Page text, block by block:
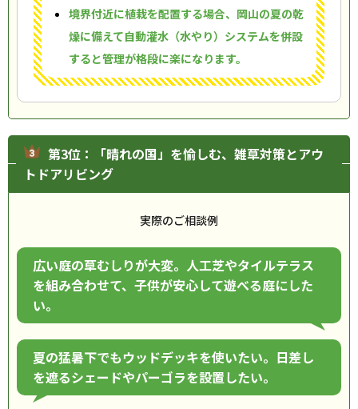
境界付近に植栽を配置する場合、岡山の夏の乾
燥に備えて自動灌水（水やり）システムを併設
すると管理が格段に楽になります。
第3位：「晴れの国」を愉しむ、雑草対策とアウ
トドアリビング
実際のご相談例
広い庭の草むしりが大変。人工芝やタイルテラス
を組み合わせて、子供が安心して遊べる庭にした
い。
夏の猛暑下でもウッドデッキを使いたい。日差し
を遮るシェードやパーゴラを設置したい。